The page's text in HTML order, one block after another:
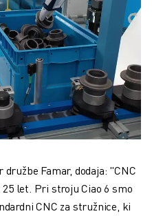
Famar, dodaja: "CNC
let. Pri stroju Ciao 6 smo
CNC za stružnice, ki